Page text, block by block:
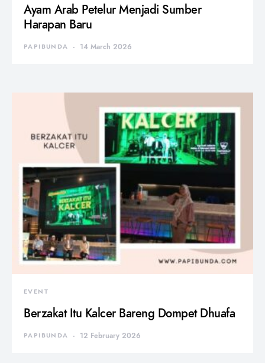
Ayam Arab Petelur Menjadi Sumber
Harapan Baru
PAPIBUNDA 14 March 2026
EVENT
Berzakat Itu Kalcer Bareng Dompet Dhuafa
PAPIBUNDA 12 February 2026